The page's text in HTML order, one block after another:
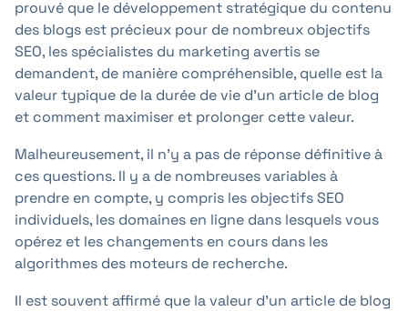
prouvé que le développement stratégique du contenu
des blogs est précieux pour de nombreux objectifs
SEO, les spécialistes du marketing avertis se
demandent, de manière compréhensible, quelle est la
valeur typique de la durée de vie d'un article de blog
et comment maximiser et prolonger cette valeur.
Malheureusement, il n'y a pas de réponse définitive à
ces questions. Il y a de nombreuses variables à
prendre en compte, y compris les objectifs SEO
individuels, les domaines en ligne dans lesquels vous
opérez et les changements en cours dans les
algorithmes des moteurs de recherche.
Il est souvent affirmé que la valeur d'un article de blog